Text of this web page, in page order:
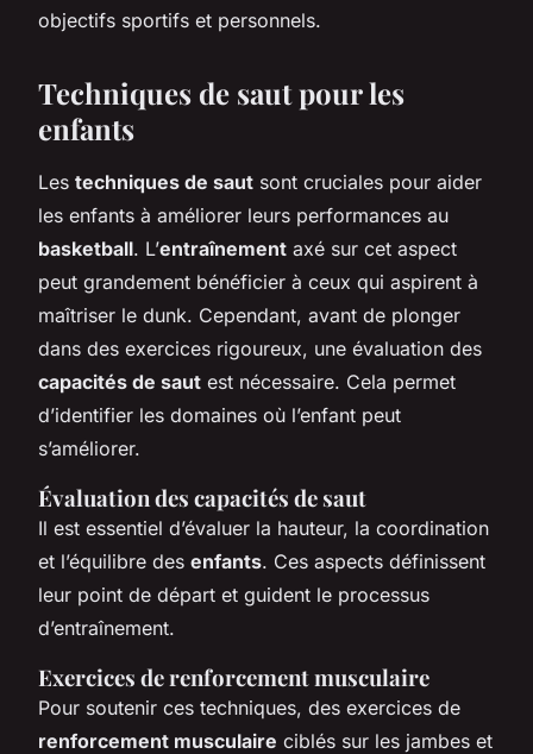
objectifs sportifs et personnels.
Techniques de saut pour les
enfants
Les techniques de saut sont cruciales pour aider
les enfants à améliorer leurs performances au
basketball. L’entraînement axé sur cet aspect
peut grandement bénéficier à ceux qui aspirent à
maîtriser le dunk. Cependant, avant de plonger
dans des exercices rigoureux, une évaluation des
capacités de saut est nécessaire. Cela permet
d’identifier les domaines où l’enfant peut
s’améliorer.
Évaluation des capacités de saut
Il est essentiel d’évaluer la hauteur, la coordination
et l’équilibre des enfants. Ces aspects définissent
leur point de départ et guident le processus
d’entraînement.
Exercices de renforcement musculaire
Pour soutenir ces techniques, des exercices de
renforcement musculaire ciblés sur les jambes et